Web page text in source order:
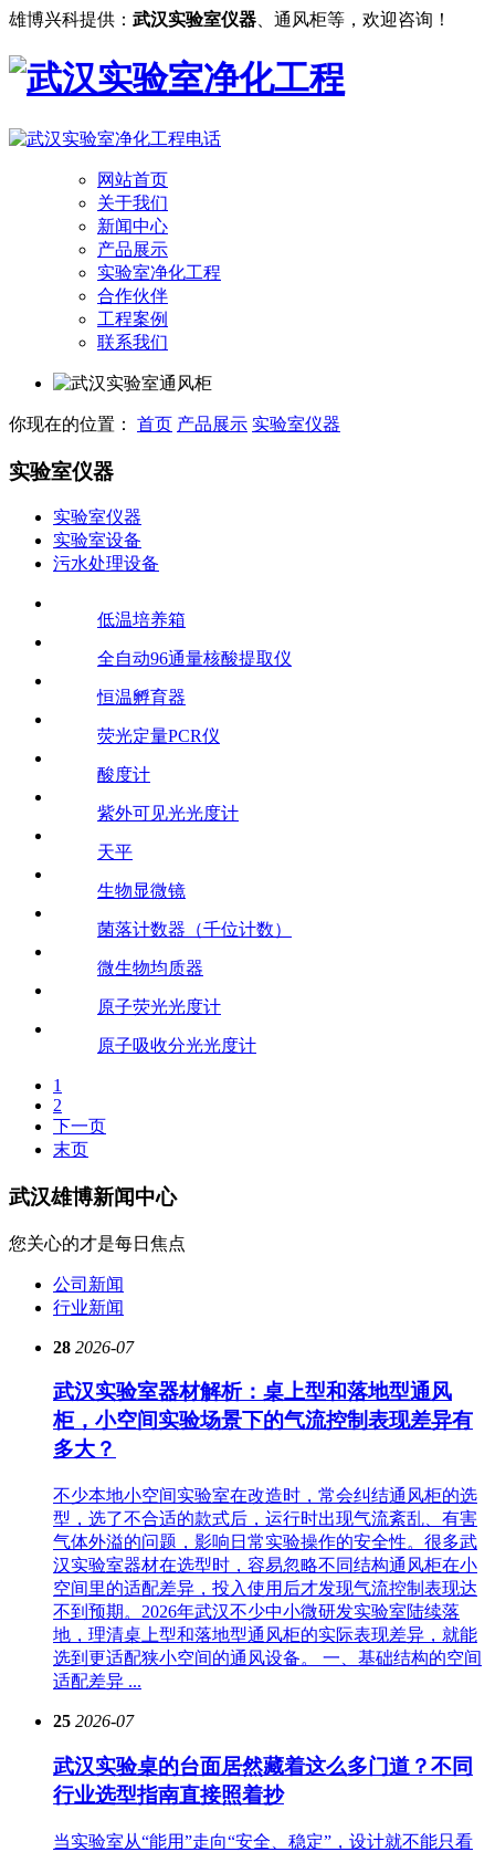
雄博兴科提供： 武汉实验室仪器 、通风柜等，欢迎咨询！
网站首页
关于我们
新闻中心
产品展示
实验室净化工程
合作伙伴
工程案例
联系我们
你现在的位置： 首页 产品展示 实验室仪器
实验室仪器
实验室仪器
实验室设备
污水处理设备
低温培养箱
全自动96通量核酸提取仪
恒温孵育器
荧光定量PCR仪
酸度计
紫外可见光光度计
天平
生物显微镜
菌落计数器（千位计数）
微生物均质器
原子荧光光度计
原子吸收分光光度计
1
2
下一页
末页
武汉雄博新闻中心
您关心的才是每日焦点
公司新闻
行业新闻
28 2026-07
武汉实验室器材解析：桌上型和落地型通风
柜，小空间实验场景下的气流控制表现差异有
多大？
不少本地小空间实验室在改造时，常会纠结通风柜的选
型，选了不合适的款式后，运行时出现气流紊乱、有害
气体外溢的问题，影响日常实验操作的安全性。很多武
汉实验室器材在选型时，容易忽略不同结构通风柜在小
空间里的适配差异，投入使用后才发现气流控制表现达
不到预期。2026年武汉不少中小微研发实验室陆续落
地，理清桌上型和落地型通风柜的实际表现差异，就能
选到更适配狭小空间的通风设备。 一、基础结构的空间
适配差异 ...
25 2026-07
武汉实验桌的台面居然藏着这么多门道？不同
行业选型指南直接照着抄
当实验室从“能用”走向“安全、稳定”，设计就不能只看